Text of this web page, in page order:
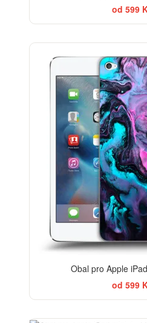
od 599
Obal pro Apple
od 599